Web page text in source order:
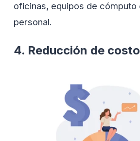
oficinas, equipos de cómputo
personal.
4. Reducción de